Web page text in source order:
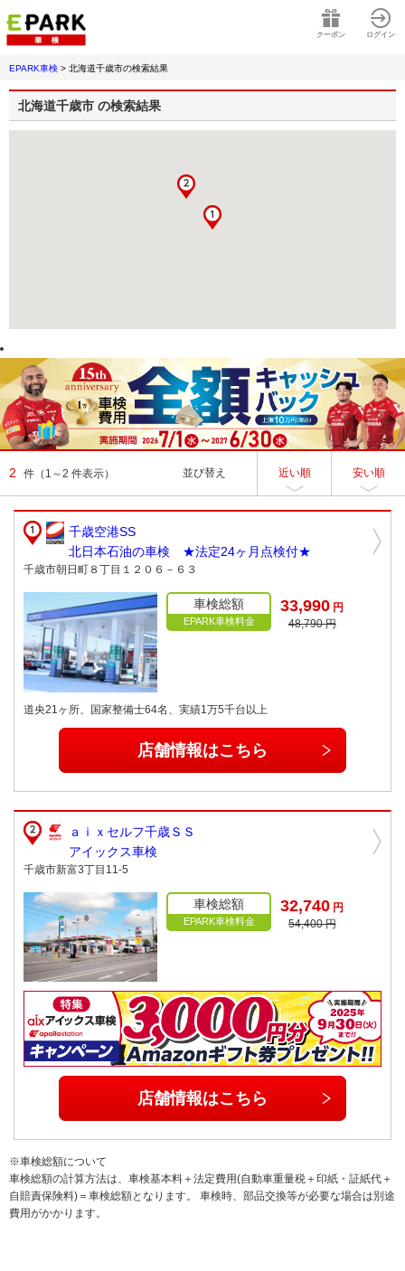
クーポン ログイン
EPARK車検 > 北海道千歳市の検索結果
北海道千歳市 の検索結果
2 件 （1～2 件表示） 並び替え 近い順 安い順
千歳空港SS
北日本石油の車検 ★法定24ヶ月点検付★
千歳市朝日町８丁目１２０６－６３
車検総額
EPARK車検料金
33,990 円
48,790 円
道央21ヶ所、国家整備士64名、実績1万5千台以上
店舗情報はこちら
ａｉｘセルフ千歳ＳＳ
アイックス車検
千歳市新富3丁目11-5
車検総額
EPARK車検料金
32,740 円
54,400 円
店舗情報はこちら
※車検総額について
車検総額の計算方法は、車検基本料＋法定費用(自動車重量税＋印紙・証紙代＋
自賠責保険料)＝車検総額となります。 車検時、部品交換等が必要な場合は別途
費用がかかります。